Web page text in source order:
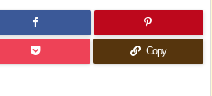
Copy